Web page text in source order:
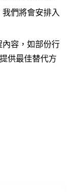
們將會安排入
內容，如部份行
供最佳替代方